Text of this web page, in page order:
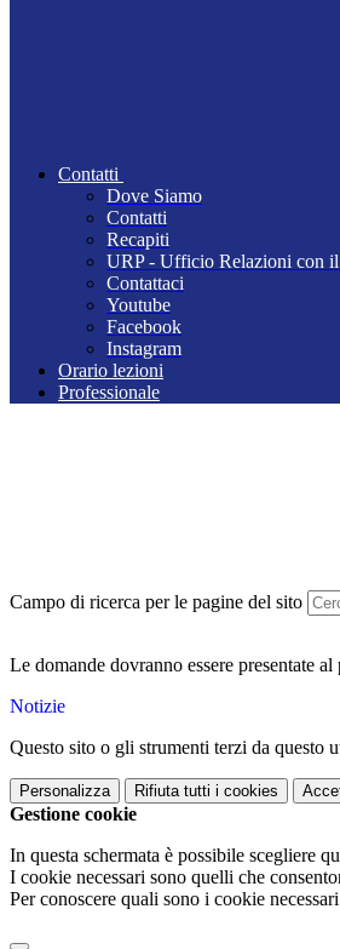
Contatti
Dove Siamo
Contatti
Recapiti
URP - Ufficio Relazioni con
Contattaci
Youtube
Facebook
Instagram
Orario lezioni
Professionale
Campo di ricerca per le pagine del sito
Le domande dovranno essere presentate
Notizie
Questo sito o gli strumenti terzi da questo
Personalizza Rifiuta tutti i cookies
Gestione cookie
In questa schermata è possibile scegliere
I cookie necessari sono quelli che
Per conoscere quali sono i cookie